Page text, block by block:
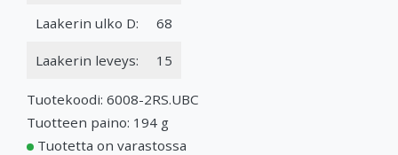
Laakerin ulko D: 68
Laakerin leveys: 15
Tuotekoodi: 6008-2RS.UBC
Tuotteen paino: 194 g
Tuotetta on varastossa